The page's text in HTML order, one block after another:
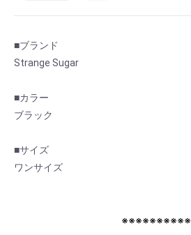
■ブランド
Strange Sugar
■カラー
ブラック
■サイズ
ワンサイズ
※※※※※※※※※※